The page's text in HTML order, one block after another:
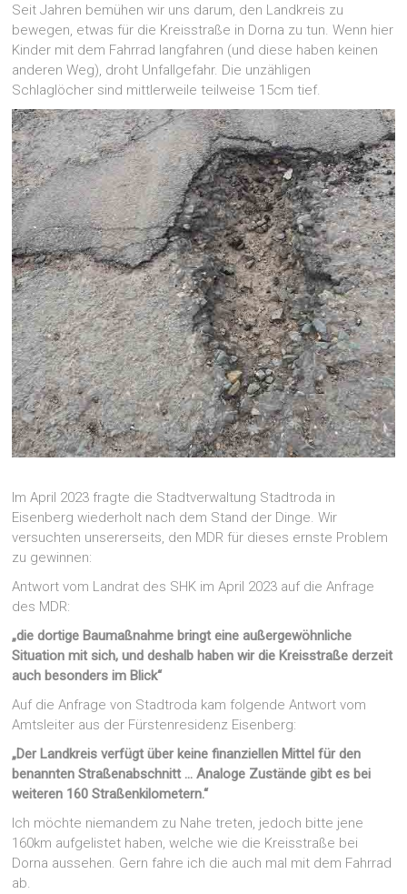
Seit Jahren bemühen wir uns darum, den Landkreis zu
bewegen, etwas für die Kreisstraße in Dorna zu tun. Wenn hier
Kinder mit dem Fahrrad langfahren (und diese haben keinen
anderen Weg), droht Unfallgefahr. Die unzähligen
Schlaglöcher sind mittlerweile teilweise 15cm tief.
Im April 2023 fragte die Stadtverwaltung Stadtroda in
Eisenberg wiederholt nach dem Stand der Dinge. Wir
versuchten unsererseits, den MDR für dieses ernste Problem
zu gewinnen:
Antwort vom Landrat des SHK im April 2023 auf die Anfrage
des MDR:
„die dortige Baumaßnahme bringt eine außergewöhnliche
Situation mit sich, und deshalb haben wir die Kreisstraße derzeit
auch besonders im Blick“
Auf die Anfrage von Stadtroda kam folgende Antwort vom
Amtsleiter aus der Fürstenresidenz Eisenberg:
„Der Landkreis verfügt über keine finanziellen Mittel für den
benannten Straßenabschnitt … Analoge Zustände gibt es bei
weiteren 160 Straßenkilometern.“
Ich möchte niemandem zu Nahe treten, jedoch bitte jene
160km aufgelistet haben, welche wie die Kreisstraße bei
Dorna aussehen. Gern fahre ich die auch mal mit dem Fahrrad
ab.